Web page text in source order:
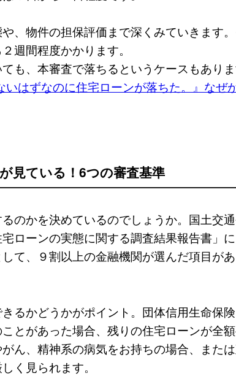
、物件の担保評価まで深くみていきます
週間程度かかります。
も、本審査で落ちるというケースもありま
はずなのに住宅ローンが落ちた。』なぜ
見ている！6つの審査基準
のかを決めているのでしょうか。国土交
ローンの実態に関する調査結果報告書」に
て、９割以上の金融機関が選んだ項目があ
るかどうかがポイント。団体信用生命保
とがあった場合、残りの住宅ローンが全
ん、精神系の病気をお持ちの場合、また
く見られます。